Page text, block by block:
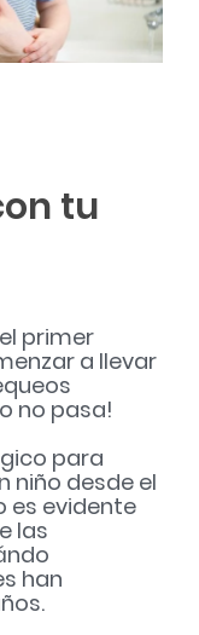
tu
primer
a llevar
no pasa!
para
niño desde el
es evidente
las
han